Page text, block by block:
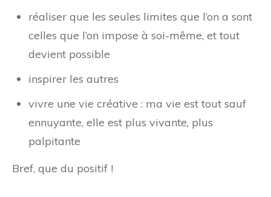
réaliser que les seules limites que l’on a sont
celles que l’on impose à soi-même, et tout
devient possible
inspirer les autres
vivre une vie créative : ma vie est tout sauf
ennuyante, elle est plus vivante, plus
palpitante
Bref, que du positif !